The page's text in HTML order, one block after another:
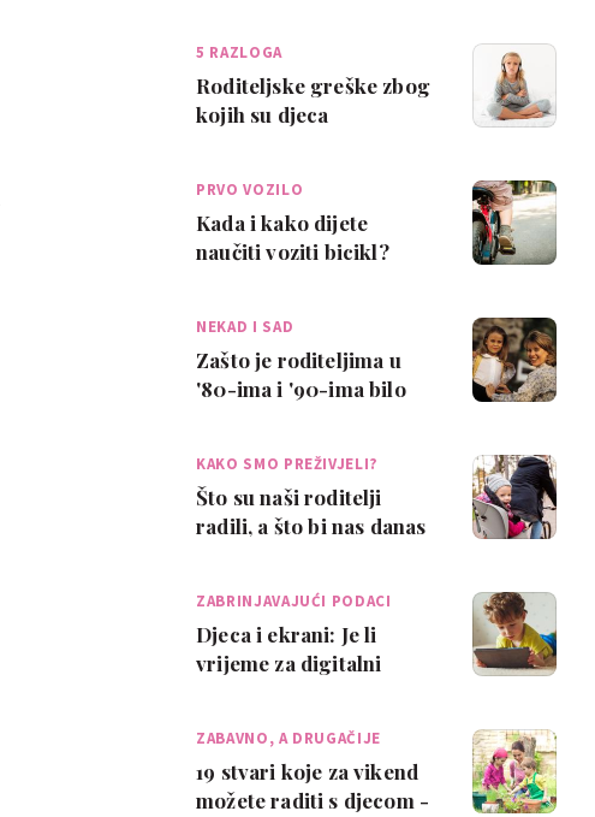
5 RAZLOGA
Roditeljske greške zbog
kojih su djeca
PRVO VOZILO
Kada i kako dijete
naučiti voziti bicikl?
NEKAD I SAD
Zašto je roditeljima u
'80-ima i '90-ima bilo
KAKO SMO PREŽIVJELI?
Što su naši roditelji
radili, a što bi nas danas
ZABRINJAVAJUĆI PODACI
Djeca i ekrani: Je li
vrijeme za digitalni
ZABAVNO, A DRUGAČIJE
19 stvari koje za vikend
možete raditi s djecom -